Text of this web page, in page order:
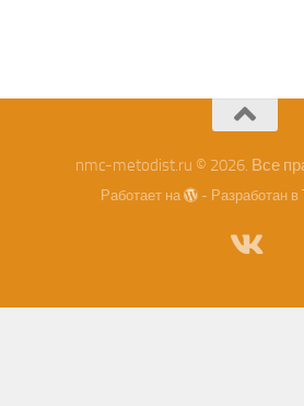
nmc-metodist.ru © 2026. Все
Работает на - Разработан в